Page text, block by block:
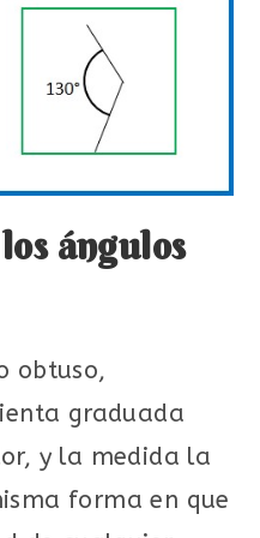
ángulos
obtuso,
graduada
y la medida la
forma en que